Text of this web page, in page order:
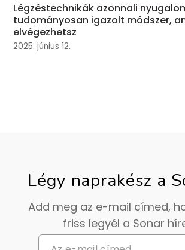
Légzéstechnikák azonnali
tudományosan igazolt módszer,
elvégezhetsz
2025. június 12.
Légy naprakész a
Add meg az e-mail címed,
friss legyél a Sonar